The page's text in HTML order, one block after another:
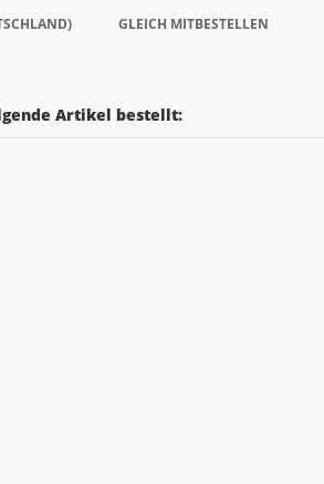
GLEICH MITBESTELLEN
Artikel bestellt: